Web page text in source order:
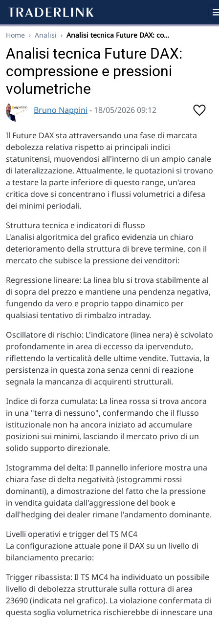
Home › Analisi › Analisi tecnica Future DAX: co…
Analisi tecnica Future DAX:
compressione e pressioni
volumetriche
Bruno Nappini - 18/05/2026 09:12
Il Future DAX sta attraversando una fase di marcata
debolezza relativa rispetto ai principali indici
statunitensi, muovendosi all'interno di un ampio canale
di lateralizzazione. Attualmente, le quotazioni si trovano
a testare la parte inferiore di questo range, un'area
critica dove si concentrano i flussi volumetrici a difesa
dei minimi periodali.
Struttura tecnica e indicatori di flusso
L'analisi algoritmica del grafico evidenzia un chiaro
deterioramento della struttura di breve termine, con il
mercato che subisce la pressione dei venditori:
Regressione lineare: La linea blu si trova stabilmente al
di sopra del prezzo e mantiene una pendenza negativa,
fungendo da vero e proprio tappo dinamico per
qualsiasi tentativo di rimbalzo intraday.
Oscillatore di rischio: L'indicatore (linea nera) è scivolato
profondamente in area di eccesso da ipervenduto,
riflettendo la verticalità delle ultime vendite. Tuttavia, la
persistenza in questa zona senza cenni di reazione
segnala la mancanza di acquirenti strutturali.
Indice di forza cumulata: La linea rossa si trova ancora
in una "terra di nessuno", confermando che il flusso
istituzionale non ha ancora iniziato ad accumulare
posizioni sui minimi, lasciando il mercato privo di un
solido supporto direzionale.
Istogramma del delta: Il pannello inferiore mostra una
chiara fase di delta negatività (istogrammi rossi
dominanti), a dimostrazione del fatto che la pressione
in vendita guidata dall'aggressione del book e
dall'hedging dei dealer rimane l'andamento dominante.
Livelli operativi e trigger del TS MC4
La configurazione attuale pone il DAX su un livello di
bilanciamento precario:
Trigger ribassista: Il TS MC4 ha individuato un possibile
livello di debolezza strutturale sulla rottura di area
23690 (indicata nel grafico). La violazione confermata di
questa soglia volumetrica rischierebbe di innescare una